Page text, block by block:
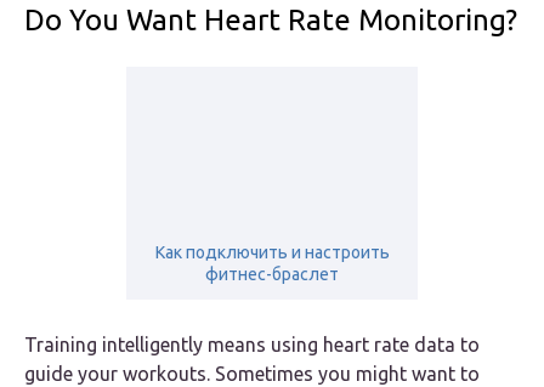
Do You Want Heart Rate Monitoring?
Как подключить и настроить
фитнес-браслет
Training intelligently means using heart rate data to
guide your workouts. Sometimes you might want to